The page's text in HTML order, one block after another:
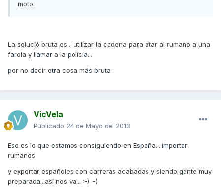
moto.
La solució bruta es... utilizar la cadena para atar al rumano a una
farola y llamar a la policia...
por no decir otra cosa más bruta.
VicVela
Publicado 24 de Mayo del 2013
Eso es lo que estamos consiguiendo en España....importar
rumanos
y exportar españoles con carreras acabadas y siendo gente muy
preparada...así nos va... :-) :-)